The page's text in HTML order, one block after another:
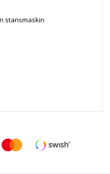
stansmaskin